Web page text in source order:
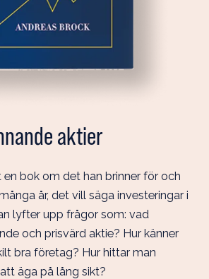
aktier
en bok om det han brinner för och
år, det vill säga investeringar i
lyfter upp frågor som: vad
och prisvärd aktie? Hur känner
bra företag? Hur hittar man
äga på lång sikt?